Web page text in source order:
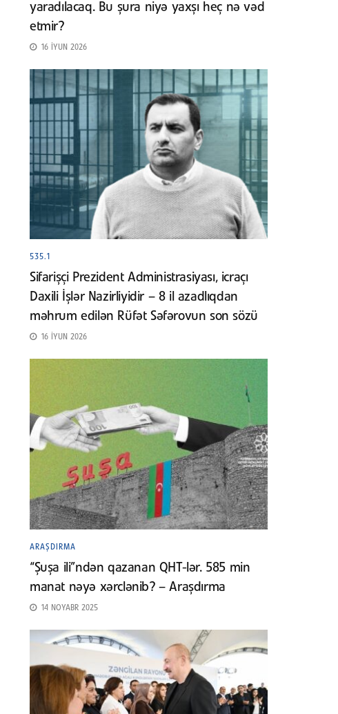
yaradılacaq. Bu şura niyə yaxşı heç nə vəd
etmir?
16 İYUN 2026
535.1
Sifarişçi Prezident Administrasiyası, icraçı
Daxili İşlər Nazirliyidir – 8 il azadlıqdan
məhrum edilən Rüfət Səfərovun son sözü
16 İYUN 2026
ARAŞDIRMA
“Şuşa ili”ndən qazanan QHT-lər. 585 min
manat nəyə xərclənib? – Araşdırma
14 NOYABR 2025